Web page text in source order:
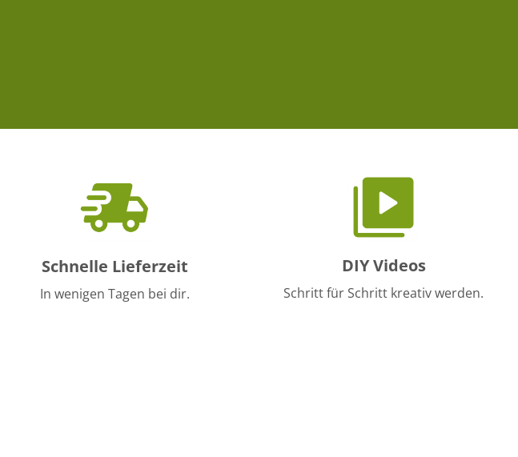
Schnelle Lieferzeit
In wenigen Tagen bei dir.
DIY Videos
Schritt für Schritt kreativ werden.